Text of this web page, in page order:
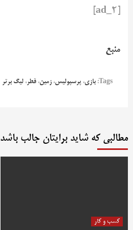
منبع
Tags: بازی، پرسپولیس، زمین، قطر ، لیگ برتر
مطالبی که شاید برایتان جالب باشد
کسب و کار